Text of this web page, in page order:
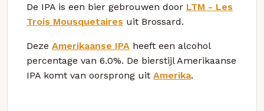
De IPA is een bier gebrouwen door LTM - Les
Trois Mousquetaires uit Brossard.
Deze Amerikaanse IPA heeft een alcohol
percentage van 6.0%. De bierstijl Amerikaanse
IPA komt van oorsprong uit Amerika.